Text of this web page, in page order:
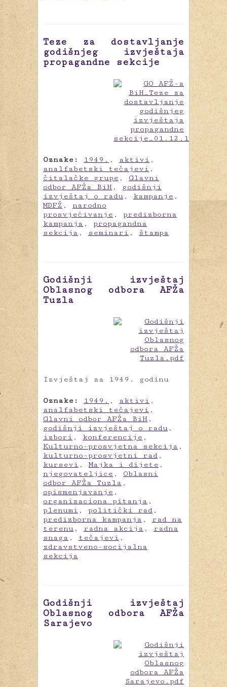
Teze za dostavljanje
godišnjeg izvještaja
propagandne sekcije
Oznake: 1949. , aktivi ,
analfabetski tečajevi ,
čitalačke grupe , Glavni
odbor AFŽa BiH ,
godišnji
izvještaj o radu , kampanje ,
MDFŽ , narodno
prosvjećivanje , predizborna
kampanja , propagandna
sekcija , seminari , štampa
Godišnji izvještaj
Oblasnog odbora AFŽa
Tuzla
Izvještaj za 1949. godinu
Oznake: 1949. , aktivi ,
analfabetski tečajevi ,
Glavni odbor AFŽa BiH ,
godišnji izvještaj o radu ,
izbori , konferencije ,
Kulturno-prosvjetna sekcija ,
kulturno-prosvjetni rad ,
kursevi ,Majka i dijete ,
njegovateljice , Oblasni
odbor AFŽa Tuzla ,
opismenjavanje ,
organizaciona pitanja ,
plenumi , politički rad ,
predizborna kampanja , rad na
terenu , radna akcija , radna
snaga , tečajevi ,
zdravstveno-socijalna
sekcija
Godišnji izvještaj
Oblasnog odbora AFŽa
Sarajevo